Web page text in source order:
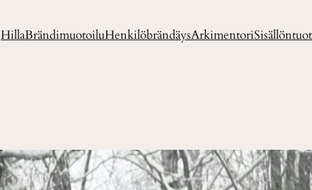
HillaBrändimuotoiluHenkilöbrändäysArkimentori